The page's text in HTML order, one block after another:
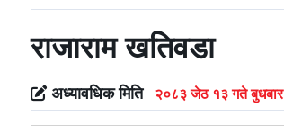
राजाराम खतिवडा
अध्यावधिक मिति २०८३ जेठ १३ गते बुधबार